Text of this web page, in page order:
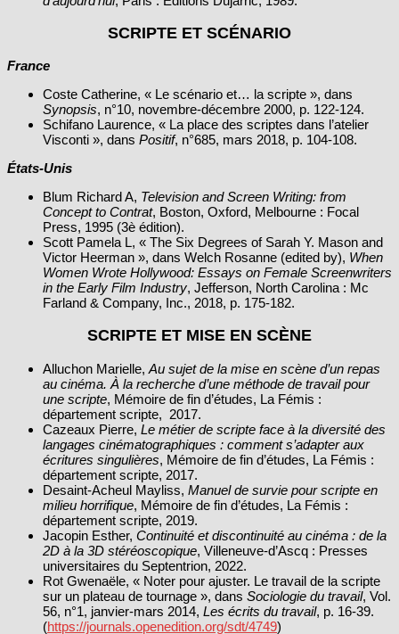
SCRIPTE ET SCÉNARIO
France
Coste Catherine, « Le scénario et… la scripte », dans
Synopsis, n°10, novembre‑décembre 2000, p. 122‑124.
Schifano Laurence, « La place des scriptes dans l’atelier
Visconti », dans Positif, n°685, mars 2018, p. 104‑108.
États-Unis
Blum Richard A, Television and Screen Writing: from
Concept to Contrat, Boston, Oxford, Melbourne : Focal
Press, 1995 (3è édition).
Scott Pamela L, « The Six Degrees of Sarah Y. Mason and
Victor Heerman », dans Welch Rosanne (edited by), When
Women Wrote Hollywood: Essays on Female Screenwriters
in the Early Film Industry, Jefferson, North Carolina : Mc
Farland & Company, Inc., 2018, p. 175‑182.
SCRIPTE ET MISE EN SCÈNE
Alluchon Marielle, Au sujet de la mise en scène d’un repas
au cinéma. À la recherche d’une méthode de travail pour
une scripte, Mémoire de fin d’études, La Fémis :
département scripte, 2017.
Cazeaux Pierre, Le métier de scripte face à la diversité des
langages cinématographiques : comment s’adapter aux
écritures singulières, Mémoire de fin d’études, La Fémis :
département scripte, 2017.
Desaint‑Acheul Mayliss, Manuel de survie pour scripte en
milieu horrifique, Mémoire de fin d’études, La Fémis :
département scripte, 2019.
Jacopin Esther, Continuité et discontinuité au cinéma : de la
2D à la 3D stéréoscopique, Villeneuve-d’Ascq : Presses
universitaires du Septentrion, 2022.
Rot Gwenaële, « Noter pour ajuster. Le travail de la scripte
sur un plateau de tournage », dans Sociologie du travail, Vol.
56, n°1, janvier‑mars 2014, Les écrits du travail, p. 16‑39.
(https://journals.openedition.org/sdt/4749)